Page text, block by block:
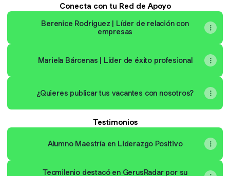
Conecta con tu Red de Apoyo
Berenice Rodriguez | Líder de relación con
empresas
Mariela Bárcenas | Líder de éxito profesional
¿Quieres publicar tus vacantes con nosotros?
Testimonios
Alumno Maestría en Liderazgo Positivo
Tecmilenio destacó en GerusRadar por su